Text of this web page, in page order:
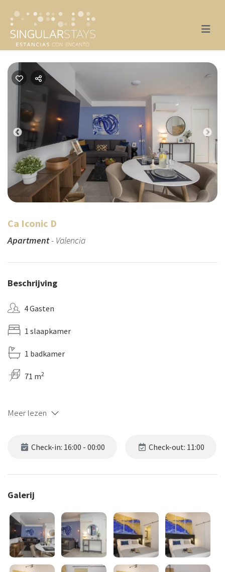
Previous
Ca Iconic D
Apartment- Valencia
Beschrijving
4 Gasten
1 slaapkamer
1 badkamer
71 m2
Meer lezen
Check-in: 16:00 - 00:00 Check-out: 11:00
Galerij